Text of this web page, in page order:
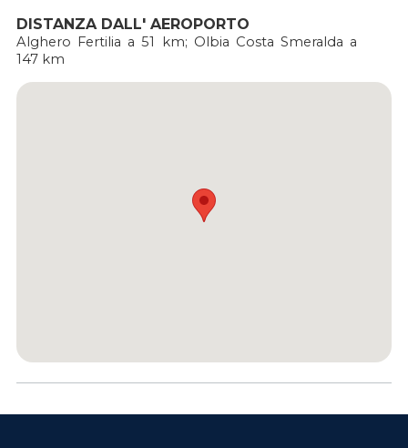
DISTANZA DALL' AEROPORTO
Alghero Fertilia a 51 km; Olbia Costa Smeralda a
147 km